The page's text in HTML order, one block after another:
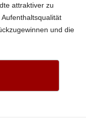
attraktiver zu
und die